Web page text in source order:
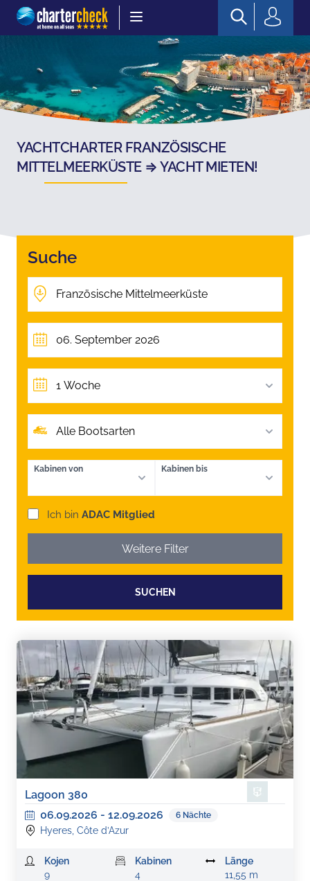
Chartercheck
YACHTCHARTER FRANZÖSISCHE
MITTELMEERKÜSTE ⇒ YACHT MIETEN!
Suche
1 Woche
Alle Bootsarten
Kabinen von Kabinen bis
Ich bin ADAC Mitglied
Weitere Filter
SUCHEN
Lagoon 380
06.09.2026 - 12.09.2026 6 Nächte
Hyeres, Côte d’Azur
Kojen
9
Kabinen
4
Länge
11,55 m